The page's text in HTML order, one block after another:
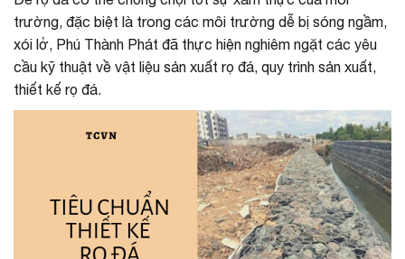
trường, đặc biệt là trong các môi trường dễ bị sóng ngầm,
xói lở, Phú Thành Phát đã thực hiện nghiêm ngặt các yêu
cầu kỹ thuật về vật liệu sản xuất rọ đá, quy trình sản xuất,
thiết kế rọ đá.